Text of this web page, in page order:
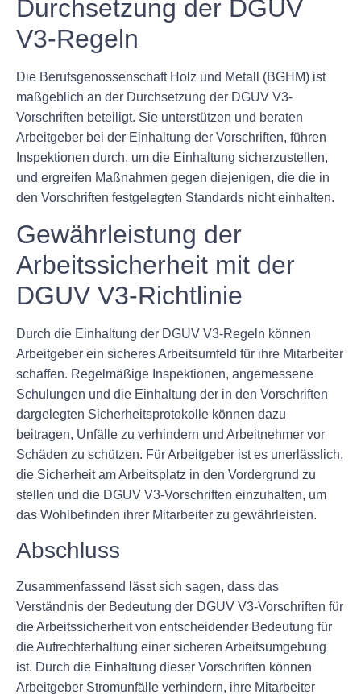
Durchsetzung der DGUV
V3-Regeln
Die Berufsgenossenschaft Holz und Metall (BGHM) ist
maßgeblich an der Durchsetzung der DGUV V3-
Vorschriften beteiligt. Sie unterstützen und beraten
Arbeitgeber bei der Einhaltung der Vorschriften, führen
Inspektionen durch, um die Einhaltung sicherzustellen,
und ergreifen Maßnahmen gegen diejenigen, die die in
den Vorschriften festgelegten Standards nicht einhalten.
Gewährleistung der
Arbeitssicherheit mit der
DGUV V3-Richtlinie
Durch die Einhaltung der DGUV V3-Regeln können
Arbeitgeber ein sicheres Arbeitsumfeld für ihre Mitarbeiter
schaffen. Regelmäßige Inspektionen, angemessene
Schulungen und die Einhaltung der in den Vorschriften
dargelegten Sicherheitsprotokolle können dazu
beitragen, Unfälle zu verhindern und Arbeitnehmer vor
Schäden zu schützen. Für Arbeitgeber ist es unerlässlich,
die Sicherheit am Arbeitsplatz in den Vordergrund zu
stellen und die DGUV V3-Vorschriften einzuhalten, um
das Wohlbefinden ihrer Mitarbeiter zu gewährleisten.
Abschluss
Zusammenfassend lässt sich sagen, dass das
Verständnis der Bedeutung der DGUV V3-Vorschriften für
die Arbeitssicherheit von entscheidender Bedeutung für
die Aufrechterhaltung einer sicheren Arbeitsumgebung
ist. Durch die Einhaltung dieser Vorschriften können
Arbeitgeber Stromunfälle verhindern, ihre Mitarbeiter